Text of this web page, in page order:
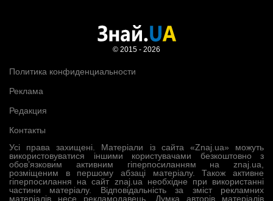
Усі права захищені. Матеріали із сайта «Znaj.ua» можуть
використовуватися іншими користувачами безкоштовно з
обов’язковим активним гіперпосиланням на znaj.ua,
розміщеним в першому абзаці матеріалу. Також активне
гіперпосилання на сайт znaj.ua необхідне при використанні
частини матеріалу. Відповідальність за зміст рекламних
матеріалів несе рекламодавець. Думка авторів матеріалів
Политика конфиденциальности
Реклама
Редакция
Контакты
© 2015 - 2026